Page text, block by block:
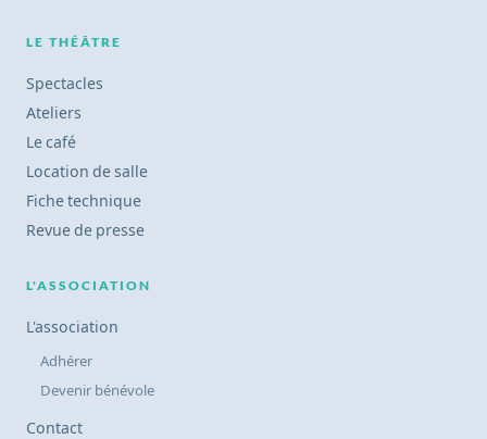
LE THÉÂTRE
Spectacles
Ateliers
Le café
Location de salle
Fiche technique
Revue de presse
L'ASSOCIATION
L'association
Adhérer
Devenir bénévole
Contact